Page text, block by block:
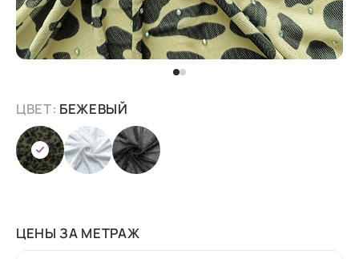
ЦВЕТ: БЕЖЕВЫЙ
ЦЕНЫ ЗА МЕТРАЖ